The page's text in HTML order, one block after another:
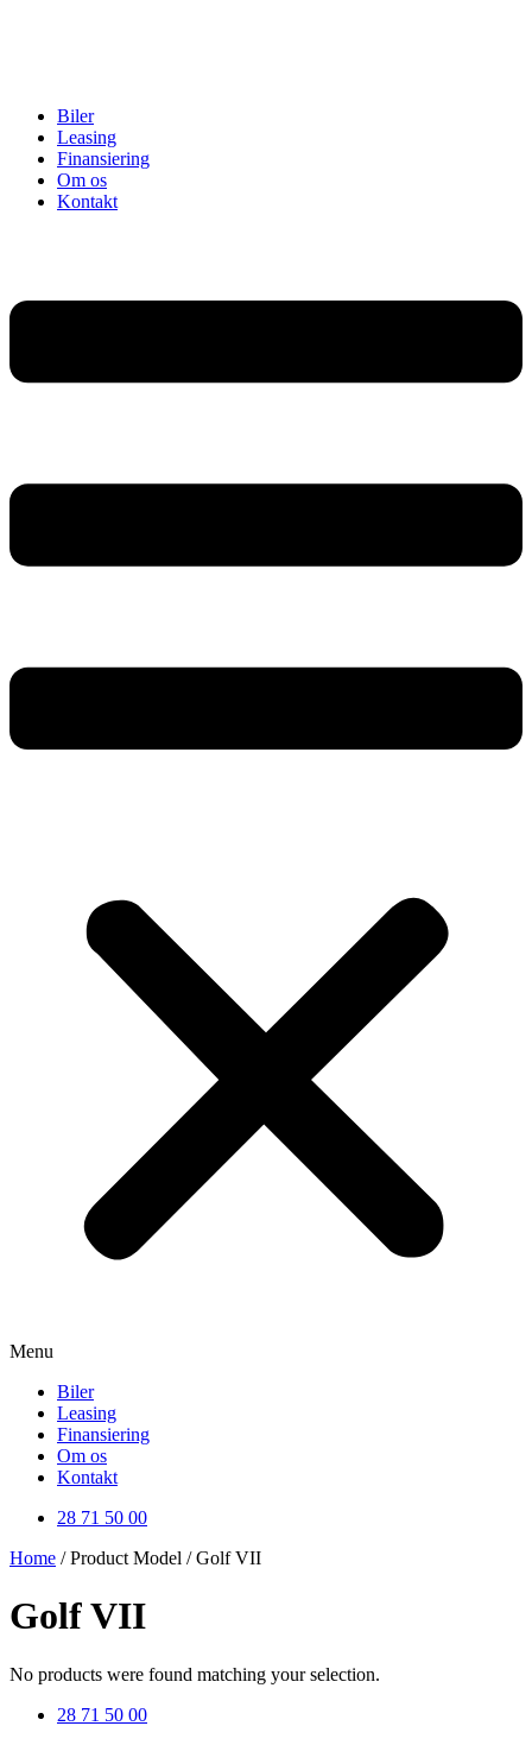
Biler
Leasing
Finansiering
Om os
Kontakt
Menu
Biler
Leasing
Finansiering
Om os
Kontakt
28 71 50 00
Home / Product Model / Golf VII
Golf VII
No products were found matching your selection.
28 71 50 00